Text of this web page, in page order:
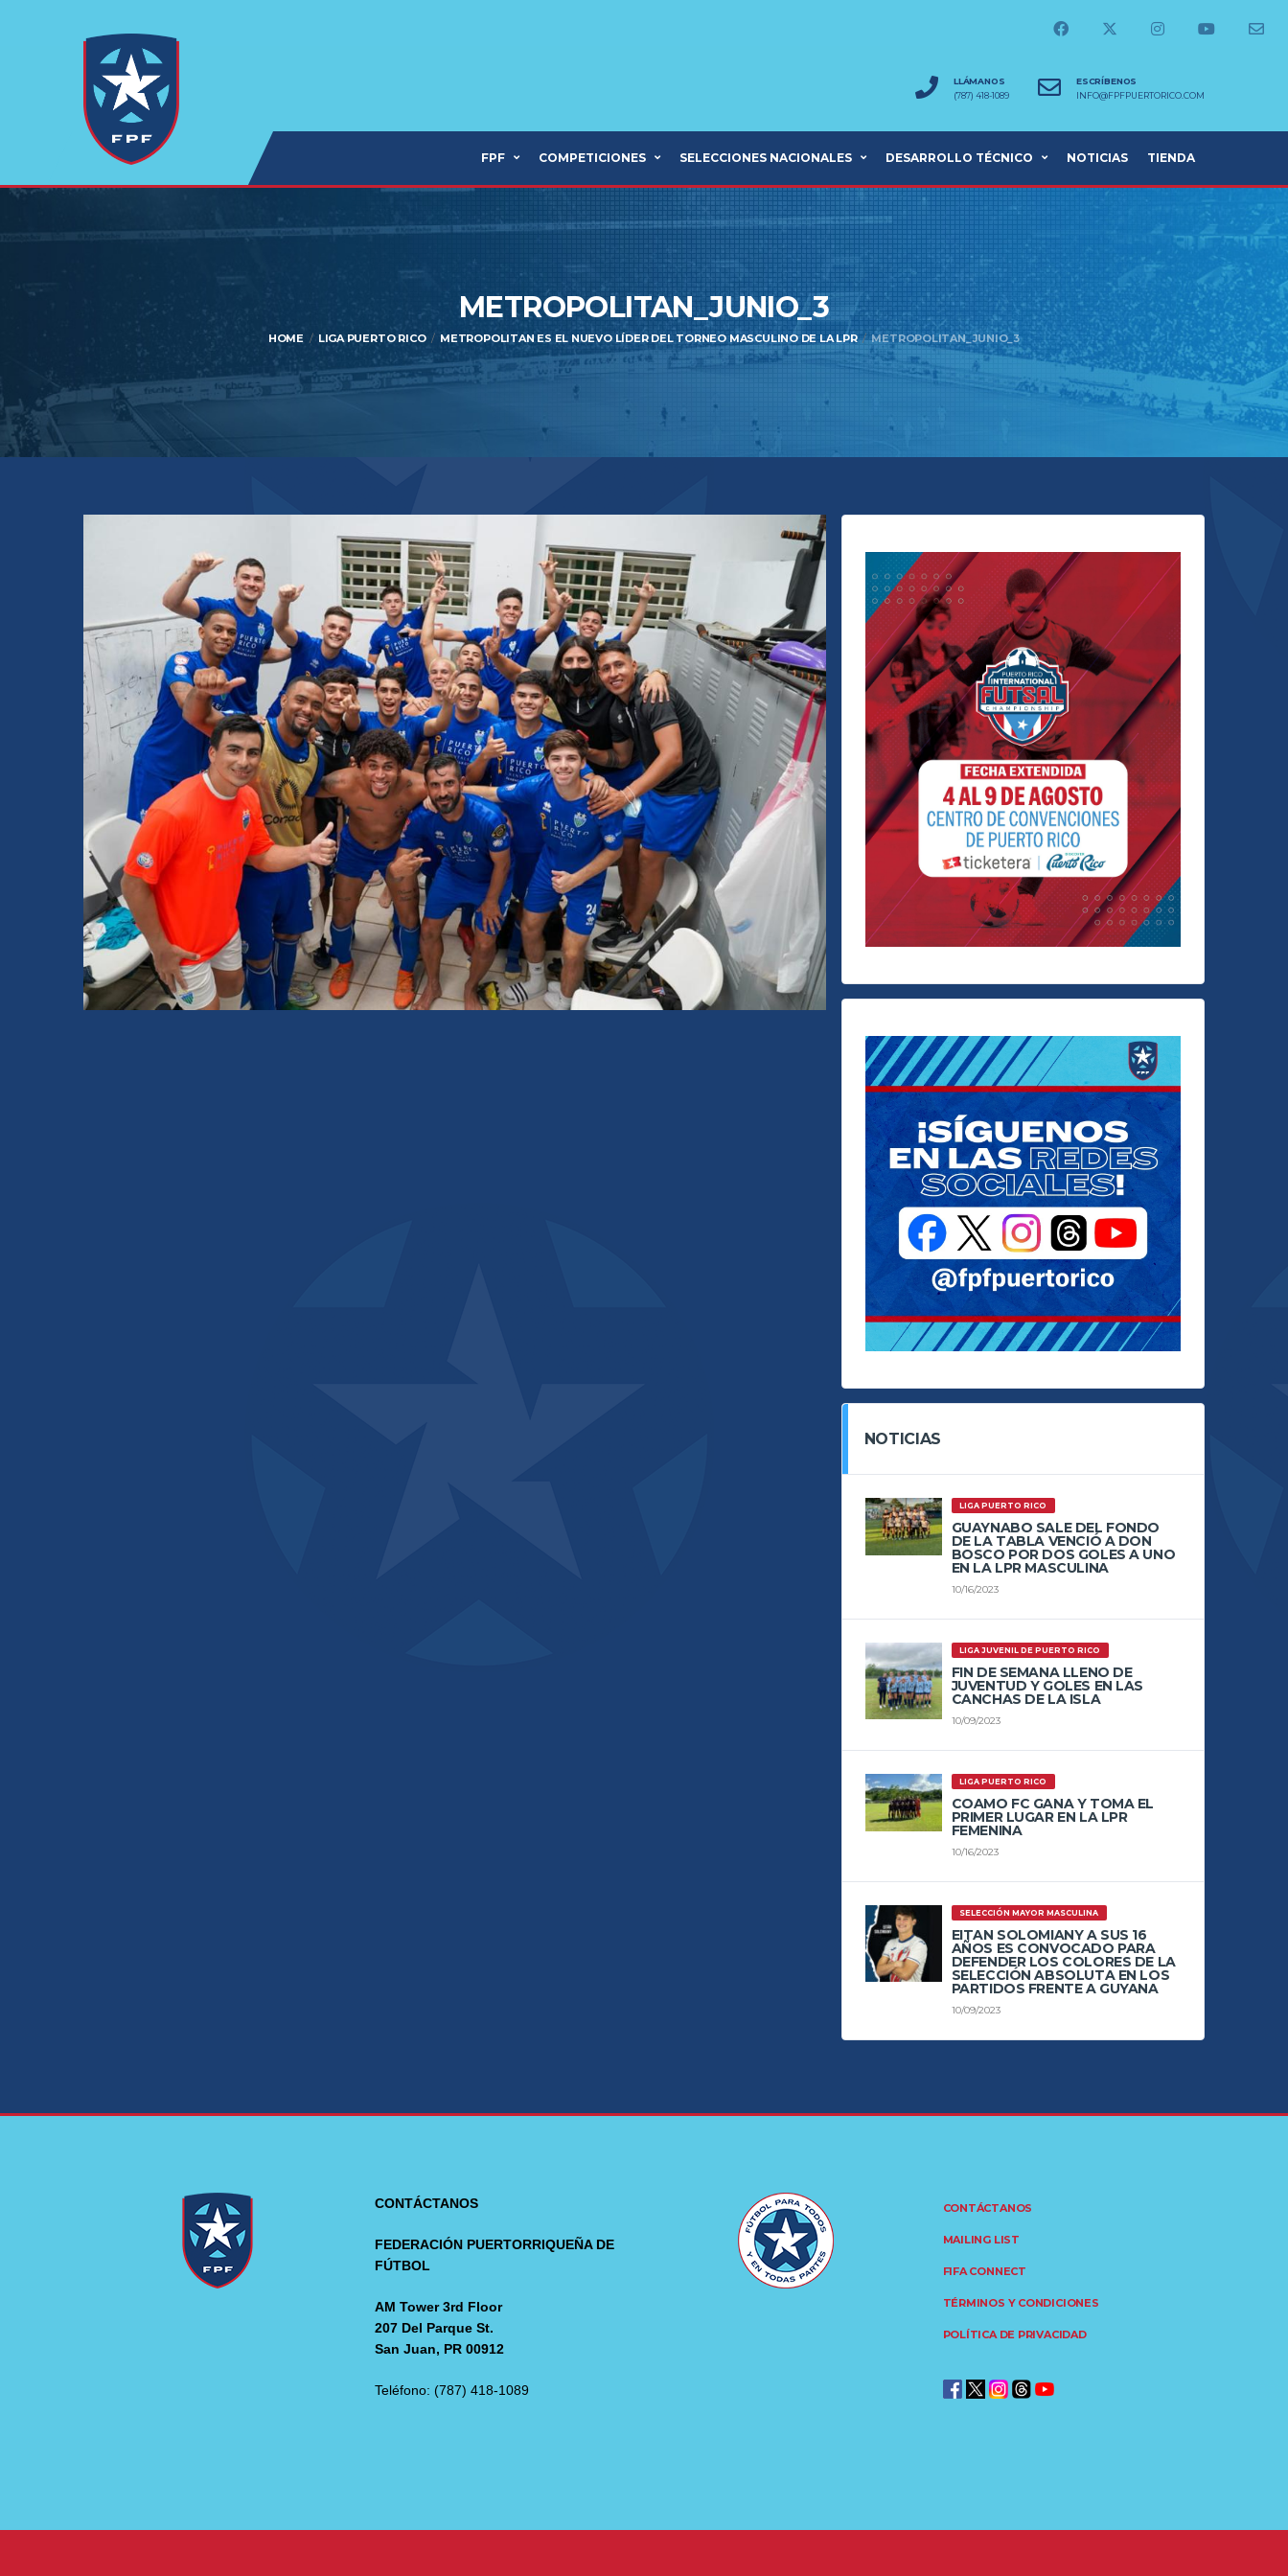
LLÁMANOS
(787) 418-1089
ESCRÍBENOS
INFO@FPFPUERTORICO.COM
FPF COMPETICIONES SELECCIONES NACIONALES DESARROLLO TÉCNICO NOTICIAS TIENDA
METROPOLITAN_JUNIO_3
HOME LIGA PUERTO RICO METROPOLITAN ES EL NUEVO LÍDER DEL TORNEO MASCULINO DE LA LPR METROPOLITAN_JUNIO_3
NOTICIAS
LIGA PUERTO RICO
GUAYNABO SALE DEL FONDO
DE LA TABLA VENCIÓ A DON
BOSCO POR DOS GOLES A UNO
EN LA LPR MASCULINA
10/16/2023
LIGA JUVENIL DE PUERTO RICO
FIN DE SEMANA LLENO DE
JUVENTUD Y GOLES EN LAS
CANCHAS DE LA ISLA
10/09/2023
LIGA PUERTO RICO
COAMO FC GANA Y TOMA EL
PRIMER LUGAR EN LA LPR
FEMENINA
10/16/2023
SELECCIÓN MAYOR MASCULINA
EITAN SOLOMIANY A SUS 16
AÑOS ES CONVOCADO PARA
DEFENDER LOS COLORES DE LA
SELECCIÓN ABSOLUTA EN LOS
PARTIDOS FRENTE A GUYANA
10/09/2023
CONTÁCTANOS
FEDERACIÓN PUERTORRIQUEÑA DE
FÚTBOL
AM Tower 3rd Floor
207 Del Parque St.
San Juan, PR 00912
Teléfono: (787) 418-1089
CONTÁCTANOS
MAILING LIST
FIFA CONNECT
TÉRMINOS Y CONDICIONES
POLÍTICA DE PRIVACIDAD